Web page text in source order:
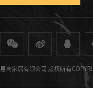
全屋定制 定制家具 整体家居 衣柜
易高家居有限公司 版权所有